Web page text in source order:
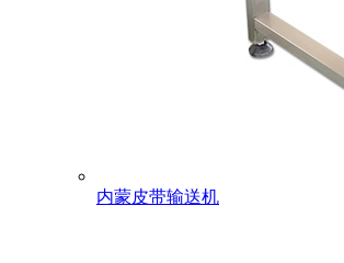
内蒙皮带输送机